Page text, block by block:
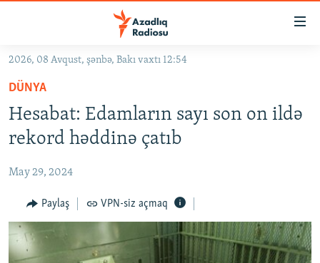
Əsas
qayıt
Əsas
naviqasiyaya
qayıt
#İZAHLA
KORRUPSIOMETR
FƏRQƏ BAX
QANUNI DOĞRU
ARAŞDIRMA
MULTIMEDIA
2026, 08 Avqust, şənbə, Bakı vaxtı 12:54
DÜNYA
Hesabat: Edamların sayı son on ildə
rekord həddinə çatıb
May 29, 2024
Paylaş VPN-siz açmaq